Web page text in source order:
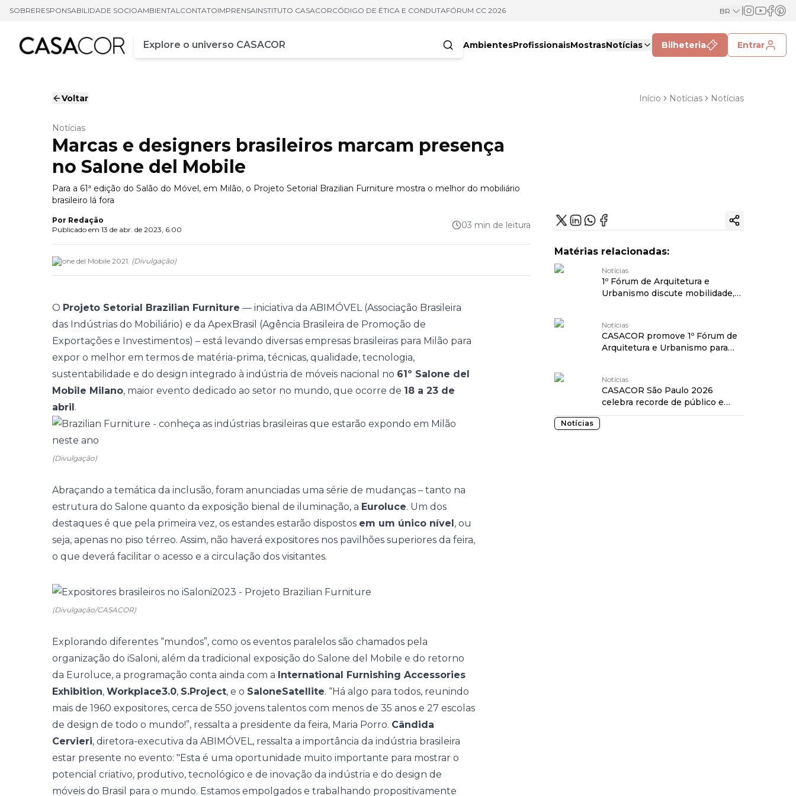
SOBRERESPONSABILIDADE SOCIOAMBIENTALCONTATOIMPRENSAINSTITUTO CASACORCÓDIGO DE ÉTICA E CONDUTAFÓRUM CC 2026 BR
Campo de busca
Digite pelo menos três caracteres
AmbientesProfissionaisMostrasNotícias Bilheteria Entrar
Voltar Início Notícias Notícias
Notícias
Marcas e designers brasileiros marcam presença
no Salone del Mobile
Para a 61ª edição do Salão do Móvel, em Milão, o Projeto Setorial Brazilian Furniture mostra o melhor do mobiliário
brasileiro lá fora
Por Redação
Publicado em 13 de abr. de 2023, 6:00 03 min de leitura
Salone del Mobile 2021. (Divulgação)
O Projeto Setorial Brazilian Furniture — iniciativa da ABIMÓVEL (Associação Brasileira
das Indústrias do Mobiliário) e da ApexBrasil (Agência Brasileira de Promoção de
Exportações e Investimentos) – está levando diversas empresas brasileiras para Milão para
expor o melhor em termos de matéria-prima, técnicas, qualidade, tecnologia,
sustentabilidade e do design integrado à indústria de móveis nacional no 61º Salone del
Mobile Milano, maior evento dedicado ao setor no mundo, que ocorre de 18 a 23 de
abril.
(Divulgação)
Abraçando a temática da inclusão, foram anunciadas uma série de mudanças – tanto na
estrutura do Salone quanto da exposição bienal de iluminação, a Euroluce. Um dos
destaques é que pela primeira vez, os estandes estarão dispostos em um único nível, ou
seja, apenas no piso térreo. Assim, não haverá expositores nos pavilhões superiores da feira,
o que deverá facilitar o acesso e a circulação dos visitantes.
(Divulgação/CASACOR)
Explorando diferentes “mundos”, como os eventos paralelos são chamados pela
organização do iSaloni, além da tradicional exposição do Salone del Mobile e do retorno
da Euroluce, a programação conta ainda com a International Furnishing Accessories
Exhibition, Workplace3.0, S.Project, e o SaloneSatellite. “Há algo para todos, reunindo
mais de 1960 expositores, cerca de 550 jovens talentos com menos de 35 anos e 27 escolas
de design de todo o mundo!”, ressalta a presidente da feira, Maria Porro. Cândida
Cervieri, diretora-executiva da ABIMÓVEL, ressalta a importância da indústria brasileira
estar presente no evento: "Esta é uma oportunidade muito importante para mostrar o
potencial criativo, produtivo, tecnológico e de inovação da indústria e do design de
móveis do Brasil para o mundo. Estamos empolgados e trabalhando propositivamente
Copiar link
Matérias relacionadas:
Notícias
1º Fórum de Arquitetura e
Urbanismo discute mobilidade,
CASACOR São Paulo
Notícias
CASACOR promove 1º Fórum de
Arquitetura e Urbanismo para
Notícias
CASACOR São Paulo 2026
celebra recorde de público e
quatro certificações na festa de
Notícias